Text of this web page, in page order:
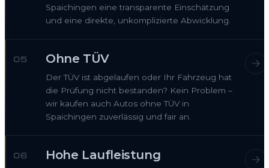
Spaichingen eine transparente Einschätzung
und eine direkte, unkomplizierte Abwicklung.
05 Ohne TÜV
Der TÜV ist abgelaufen oder Ihr Fahrzeug hat
die Prüfung nicht bestanden? Kein Problem –
wir kaufen auch Autos ohne TÜV in
Spaichingen zuverlässig und fair an.
06 Hohe Laufleistung